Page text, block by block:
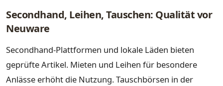
Secondhand, Leihen, Tauschen: Qualität vor
Neuware
Secondhand-Plattformen und lokale Läden bieten
geprüfte Artikel. Mieten und Leihen für besondere
Anlässe erhöht die Nutzung. Tauschbörsen in der